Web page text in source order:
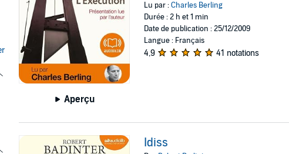
Aperçu
Lu par :Charles Berling
Durée : 2 h et 1 min
Date de publication : 25/12/2009
Langue : Français
4,9 41 notations
Idiss